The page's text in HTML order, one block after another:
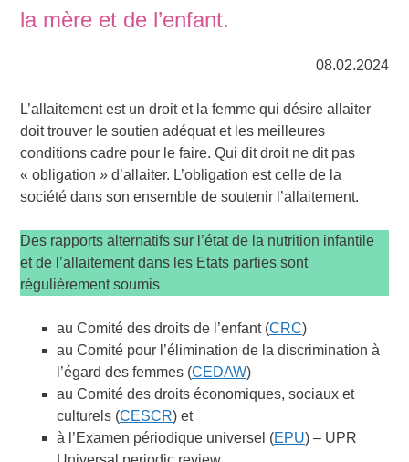
la mère et de l’enfant.
08.02.2024
L’allaitement est un droit et la femme qui désire allaiter
doit trouver le soutien adéquat et les meilleures
conditions cadre pour le faire. Qui dit droit ne dit pas
« obligation » d’allaiter. L’obligation est celle de la
société dans son ensemble de soutenir l’allaitement.
Des rapports alternatifs sur l’état de la nutrition infantile
et de l’allaitement dans les Etats parties sont
régulièrement soumis
au Comité des droits de l’enfant (CRC)
au Comité pour l’élimination de la discrimination à
l’égard des femmes (CEDAW)
au Comité des droits économiques, sociaux et
culturels (CESCR) et
à l’Examen périodique universel (EPU) – UPR